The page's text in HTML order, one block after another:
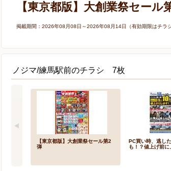
【東京都版】大創業祭セール
掲載期間：2026年08月08日～2026年08月14日（有効期限はチラ
ノジマ/練馬駅前のチラシ 7枚
【東京都版】大創業祭セール第2
弾
PC買い時、逃し
も！？値上げ前に